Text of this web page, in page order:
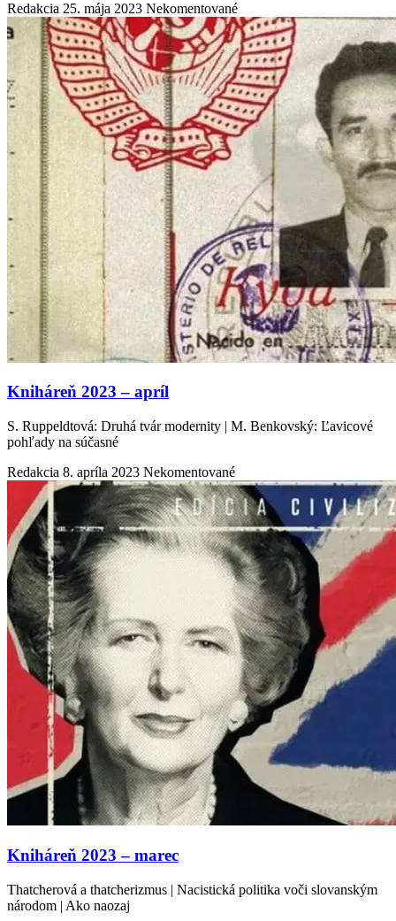
Redakcia 25. mája 2023 Nekomentované
Kniháreň 2023 – apríl
S. Ruppeldtová: Druhá tvár modernity | M. Benkovský: Ľavicové
pohľady na súčasné
Redakcia 8. apríla 2023 Nekomentované
Kniháreň 2023 – marec
Thatcherová a thatcherizmus | Nacistická politika voči slovanským
národom | Ako naozaj